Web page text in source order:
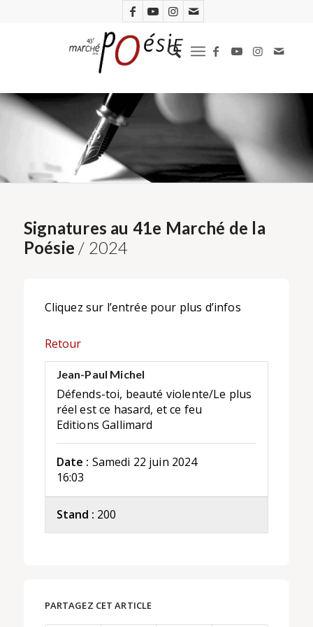
Signatures au 41e Marché de la
Poésie / 2024
Cliquez sur l’entrée pour plus d’infos
Retour
Jean-Paul Michel
Défends-toi, beauté violente/Le plus
réel est ce hasard, et ce feu
Editions Gallimard
Date : Samedi 22 juin 2024
16:03
Stand : 200
PARTAGEZ CET ARTICLE